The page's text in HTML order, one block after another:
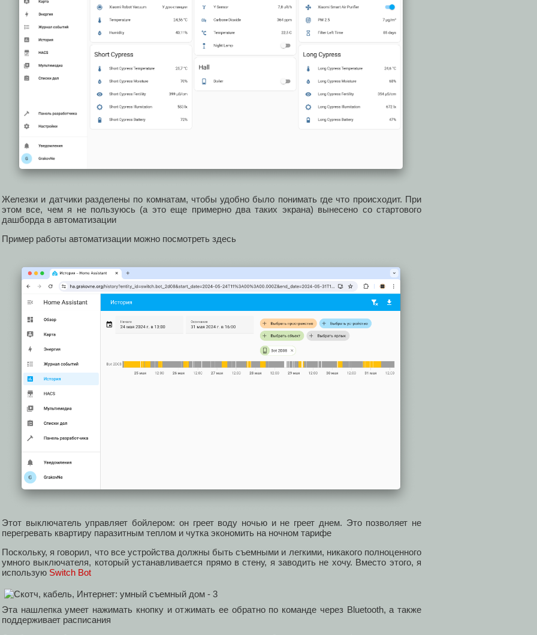
Железки и датчики разделены по комнатам, чтобы удобно было понимать где что происходит. При
этом все, чем я не пользуюсь (а это еще примерно два таких экрана) вынесено со стартового
дашборда в автоматизации
Пример работы автоматизации можно посмотреть здесь
Этот выключатель управляет бойлером: он греет воду ночью и не греет днем. Это позволяет не
перегревать квартиру паразитным теплом и чутка экономить на ночном тарифе
Поскольку, я говорил, что все устройства должны быть съемными и легкими, никакого полноценного
умного выключателя, который устанавливается прямо в стену, я заводить не хочу. Вместо этого, я
использую Switch Bot
Эта нашлепка умеет нажимать кнопку и отжимать ее обратно по команде через Bluetooth, а также
поддерживает расписания